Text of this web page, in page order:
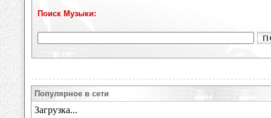
Поиск Музыки:
Популярное в сети